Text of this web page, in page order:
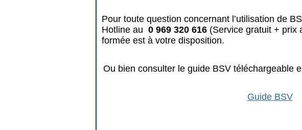
Pour toute question concernant l’utilisation de
Hotline au 0 969 320 616 (Service gratuit + prix
formée est à votre disposition.
Ou bien consulter le guide BSV téléchargeable
Guide BSV